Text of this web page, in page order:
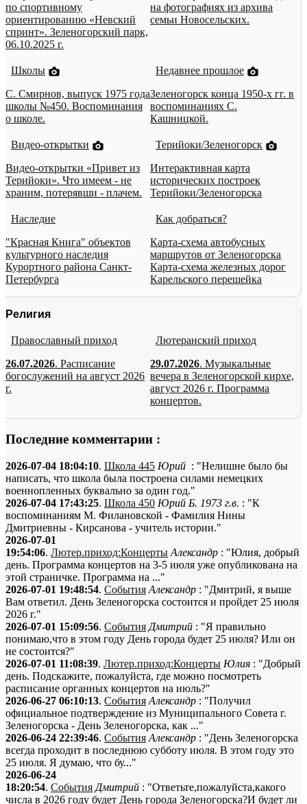
по спортивному
ориентированию «Невский
спринт». Зеленогорский парк,
06.10.2025 г.
на фотографиях из архива
семьи Новосельских.
Школы
С. Смирнов, выпуск 1975 года
школы №450. Воспоминания
о школе.
Недавнее прошлое
Зеленогорск конца 1950-х гг. в
воспоминаниях С.
Кашницкой.
Видео-открытки
Видео-открытки «Привет из
Терийоки». Что имеем - не
храним, потерявши - плачем.
Терийоки/Зеленогорск
Интерактивная карта
исторических построек
Терийоки/Зеленогорска
Наследие
"Красная Книга" объектов
культурного наследия
Курортного района Санкт-
Петербурга
Как добраться?
Карта-схема автобусных
маршрутов от Зеленогорска
Карта-схема железных дорог
Карельского перешейка
Религия
Православный приход
26.07.2026. Расписание
богослужений на август 2026
г.
Лютеранский приход
29.07.2026. Музыкальные
вечера в Зеленогорской кирхе,
август 2026 г. Программа
концертов.
Последние комментарии :
2026-07-04 18:04:10. Школа 445 Юрий : "Нелишне было бы
написать, что школа была построена силами немецких
военнопленных буквально за один год."
2026-07-04 17:43:25. Школа 450 Юрий Б. 1973 г.в. : "К
воспоминаниям М. Филановской - Фамилия Нины
Дмитриевны - Кирсанова - учитель истории."
2026-07-01
19:54:06. Лютер.приход:Концерты Александр : "Юлия, добрый
день. Программа концертов на 3-5 июля уже опубликована на
этой страничке. Программа на ..."
2026-07-01 19:48:54. События Александр : "Дмитрий, я выше
Вам ответил. День Зеленогорска состоится и пройдет 25 июля
2026 г."
2026-07-01 15:09:56. События Дмитрий : "Я правильно
понимаю,что в этом году День города будет 25 июля? Или он
не состоится?"
2026-07-01 11:08:39. Лютер.приход:Концерты Юлия : "Добрый
день. Подскажите, пожалуйста, где можно посмотреть
расписание органных концертов на июль?"
2026-06-27 06:10:13. События Александр : "Получил
официальное подтверждение из Муниципального Совета г.
Зеленогорска - День Зеленогорска, как ..."
2026-06-24 22:39:46. События Александр : "День Зеленогорска
всегда проходит в последнюю субботу июля. В этом году это
25 июля. Я думаю, что бу..."
2026-06-24
18:20:54. События Дмитрий : "Ответьте,пожалуйста,какого
числа в 2026 году будет День города Зеленогорска?И будет ли